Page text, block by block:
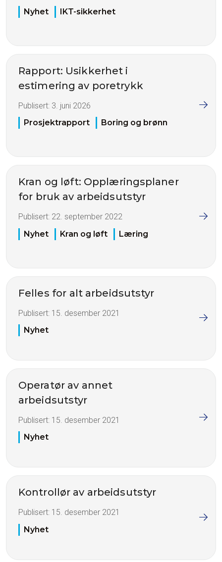
Nyhet
IKT-sikkerhet
Rapport: Usikkerhet i
estimering av poretrykk
Publisert: 3. juni 2026
Prosjektrapport
Boring og brønn
Kran og løft: Opplæringsplaner
for bruk av arbeidsutstyr
Publisert: 22. september 2022
Nyhet
Kran og løft Læring
Felles for alt arbeidsutstyr
Publisert: 15. desember 2021
Nyhet
Operatør av annet
arbeidsutstyr
Publisert: 15. desember 2021
Nyhet
Kontrollør av arbeidsutstyr
Publisert: 15. desember 2021
Nyhet